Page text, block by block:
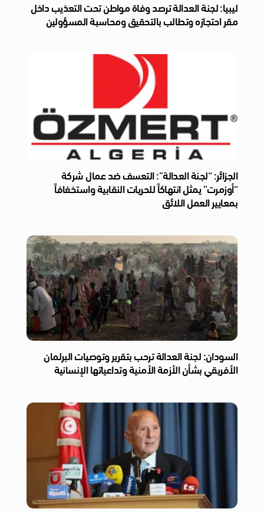
ليبيا: لجنة العدالة ترصد وفاة مواطن تحت التعذيب داخل
مقر احتجازه وتطالب بالتحقيق ومحاسبة المسؤولين
الجزائر: “لجنة العدالة”: التعسف ضد عمال شركة
“أوزمرت” يمثل انتهاكاً للحريات النقابية واستخفافاً
بمعايير العمل اللائق
السودان: لجنة العدالة ترحب بتقرير وتوصيات البرلمان
الأفريقي بشأن الأزمة الأمنية وتداعياتها الإنسانية